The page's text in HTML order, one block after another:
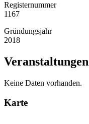
Registernummer
1167
Gründungsjahr
2018
Veranstaltungen
Keine Daten vorhanden.
Karte